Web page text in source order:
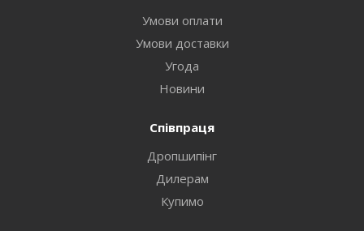
Умови оплати
Умови доставки
Угода
Новини
Співпраця
Дропшипінг
Дилерам
Купимо